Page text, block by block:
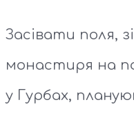
Засівати поля,
монастиря на
у Гурбах,